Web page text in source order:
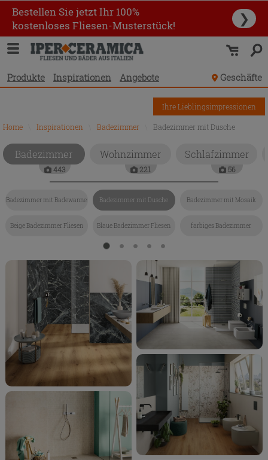
Bestellen Sie jetzt Ihr 100%
kostenloses Fliesen-Musterstück!
❯
Produkte Inspirationen Angebote Geschäfte
Home Inspirationen Badezimmer Badezimmer mit Dusche
Ihre Lieblingsimpressionen
Badezimmer
443
Wohnzimmer
221
Schlafzimmer
56
Badezimmer mit Badewanne Badezimmer mit Dusche Badezimmer mit Mosaik
Beige Badezimmer Fliesen Blaue Badezimmer Fliesen farbiges Badezimmer